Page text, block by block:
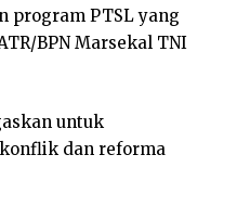
program PTSL yang
BPN Marsekal TNI
untuk
dan reforma